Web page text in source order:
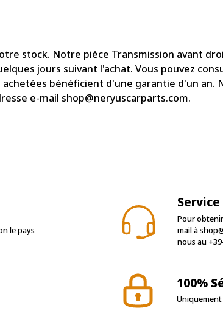
stock. Notre pièce Transmission avant
jours suivant l'achat. Vous pouvez
bénéficient d'une garantie d'un an.
e-mail shop@neryuscarparts.com.
le pays
Pour
mail à
nous au
100%
Uniquement